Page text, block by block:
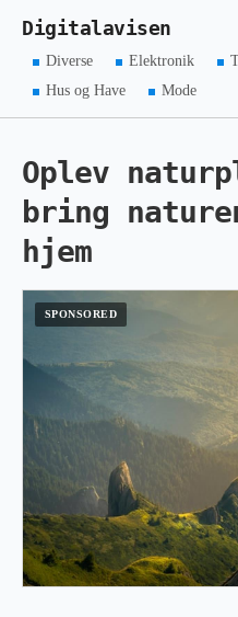
Digitalavisen
Diverse Elektronik
Hus og Have
Mode
Oplev
bring
hjem